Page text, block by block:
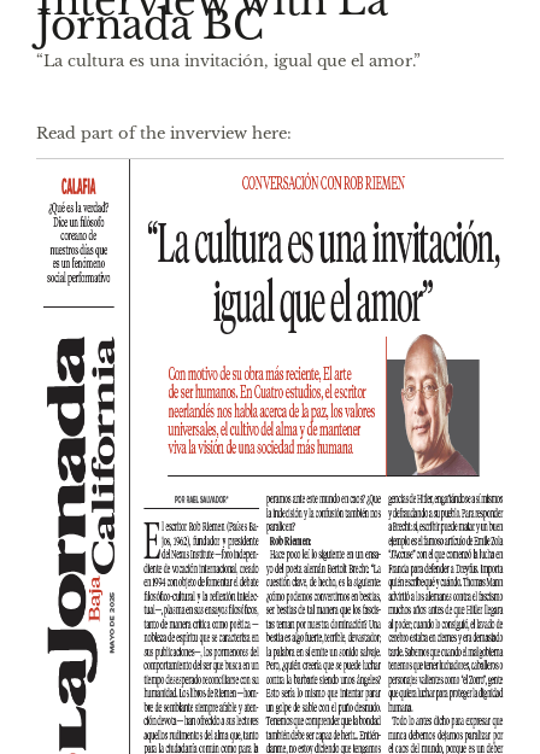
Jornada BC
“La cultura es una invitación, igual que el amor.”
Read part of the inverview here: